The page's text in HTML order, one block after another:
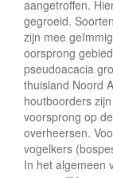
aangetroffen.
gegroeid.
zijn mee
oorsprong
pseudoacacia
thuisland Noord
houtboorders
voorsprong op
overheersen.
vogelkers
In het algemeen